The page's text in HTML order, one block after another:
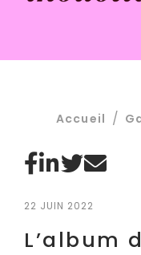
NOUS
Accueil /
22 JUIN 2022
L’album